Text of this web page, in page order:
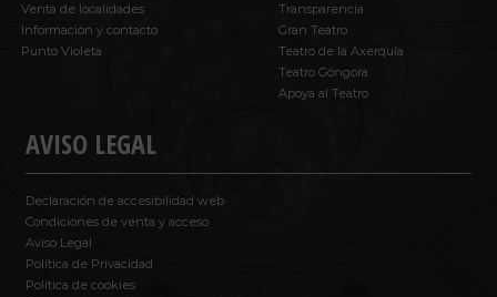
Venta de localidades
Información y contacto
Punto Violeta
AVISO LEGAL
Declaración de accesibilidad web
Condiciones de venta y acceso
Aviso Legal
Política de Privacidad
Política de cookies
Transparencia
Gran Teatro
Teatro de la Axerquía
Teatro Góngora
Apoya al Teatro